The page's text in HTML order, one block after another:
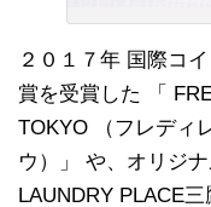
２０１７年 国際コ
賞を受賞した 「
TOKYO （フレディ
ウ）」 や、オリジ
LAUNDRY PLACE